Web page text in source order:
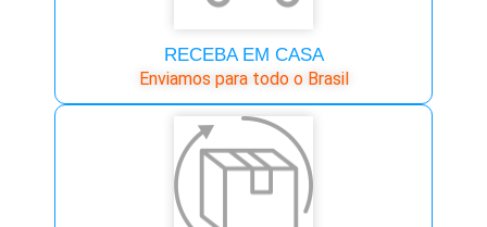
RECEBA EM CASA
Enviamos para todo o Brasil